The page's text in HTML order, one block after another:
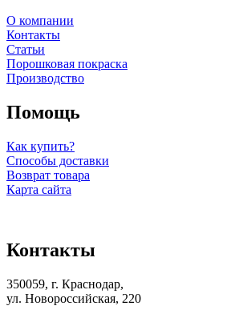
О компании
Контакты
Статьи
Порошковая покраска
Производство
Помощь
Как купить?
Способы доставки
Возврат товара
Карта сайта
Контакты
350059, г. Краснодар,
ул. Новороссийская, 220